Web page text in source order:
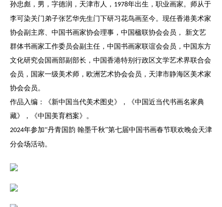
孙忠彪，男，字德润，天津市人， 1978年出生，职业画家。师从于
李可染关门弟子张艺华先生门下研习花鸟画至今。现任香港美术家
协会副主席、中国书画家协会理事，中国楹联协会会员， 新文艺
群体书画家工作委员会副主任，中国书画家联谊会会员，中国东方
文化研究会国画部副部长，中国香港特别行政区文学艺术界联合会
会员，国家一级美术师，欧洲艺术协会会员，天津市静海区美术家
协会会员。
作品入编：《新中国当代美术图史》，《中国近当代书画名家典
藏》，《中国美育档案》。
2024年参加“丹青国韵 翰墨千秋”第七届中国书画春节联欢晚会天津
分会场活动。